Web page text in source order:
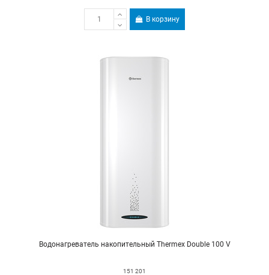
В корзину
Водонагреватель накопительный Thermex Double 100 V
151 201